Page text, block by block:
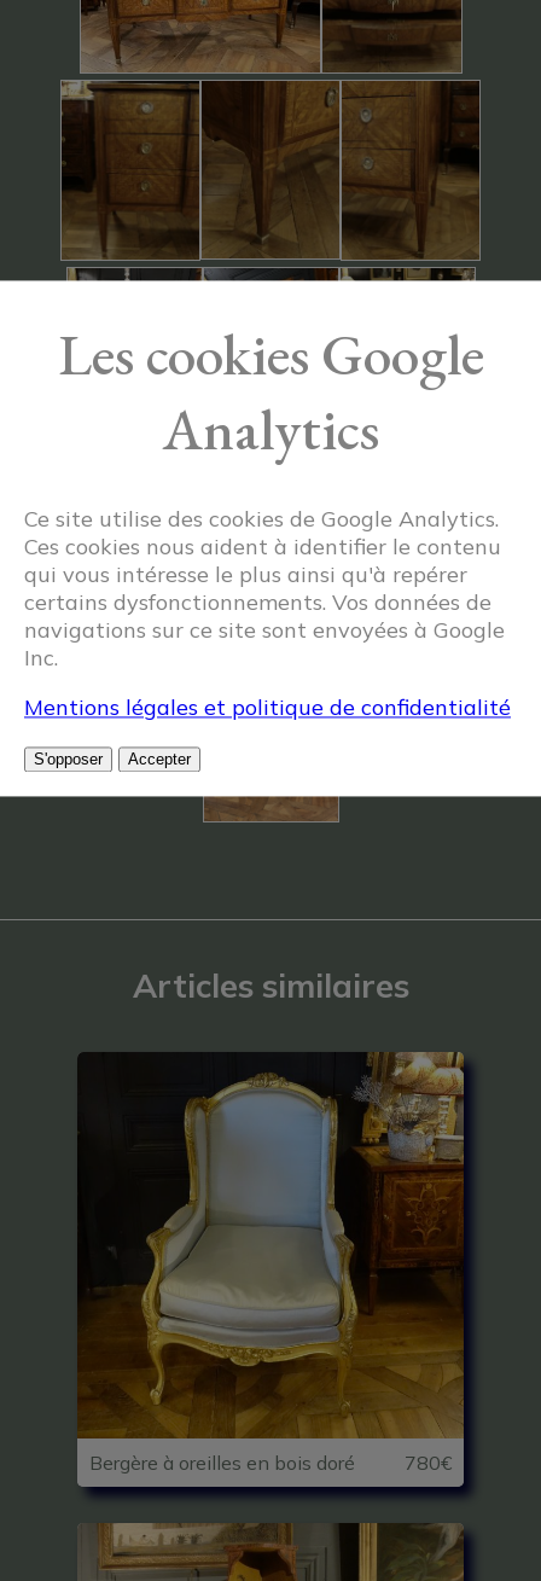
Articles similaires
Bergère à oreilles en bois doré 780€
Les cookies Google
Analytics
Ce site utilise des cookies de Google Analytics.
Ces cookies nous aident à identifier le contenu
qui vous intéresse le plus ainsi qu'à repérer
certains dysfonctionnements. Vos données de
navigations sur ce site sont envoyées à Google
Inc.
Mentions légales et politique de confidentialité
S'opposer Accepter